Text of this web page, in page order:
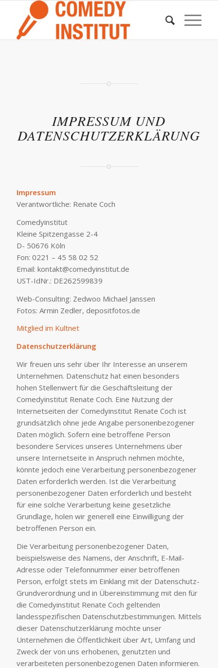
IMPRESSUM UND
DATENSCHUTZERKLÄRUNG
Impressum
Verantwortliche: Renate Coch
Comedyinstitut
Kleine Spitzengasse 2-4
D- 50676 Köln
Fon: 0221 – 45 58 02 52
Email: kontakt@comedyinstitut.de
UST-IdNr.: DE262599839
Web-Consulting: Zedwoo Michael Janssen
Fotos: Armin Zedler, depositfotos.de
Mitglied im Kultnet
Datenschutzerklärung
Wir freuen uns sehr über Ihr Interesse an unserem
Unternehmen. Datenschutz hat einen besonders
hohen Stellenwert für die Geschäftsleitung der
Comedyinstitut Renate Coch. Eine Nutzung der
Internetseiten der Comedyinstitut Renate Coch ist
grundsätzlich ohne jede Angabe personenbezogener
Daten möglich. Sofern eine betroffene Person
besondere Services unseres Unternehmens über
unsere Internetseite in Anspruch nehmen möchte,
könnte jedoch eine Verarbeitung personenbezogener
Daten erforderlich werden. Ist die Verarbeitung
personenbezogener Daten erforderlich und besteht
für eine solche Verarbeitung keine gesetzliche
Grundlage, holen wir generell eine Einwilligung der
betroffenen Person ein.
Die Verarbeitung personenbezogener Daten,
beispielsweise des Namens, der Anschrift, E-Mail-
Adresse oder Telefonnummer einer betroffenen
Person, erfolgt stets im Einklang mit der Datenschutz-
Grundverordnung und in Übereinstimmung mit den für
die Comedyinstitut Renate Coch geltenden
landesspezifischen Datenschutzbestimmungen. Mittels
dieser Datenschutzerklärung möchte unser
Unternehmen die Öffentlichkeit über Art, Umfang und
Zweck der von uns erhobenen, genutzten und
verarbeiteten personenbezogenen Daten informieren.